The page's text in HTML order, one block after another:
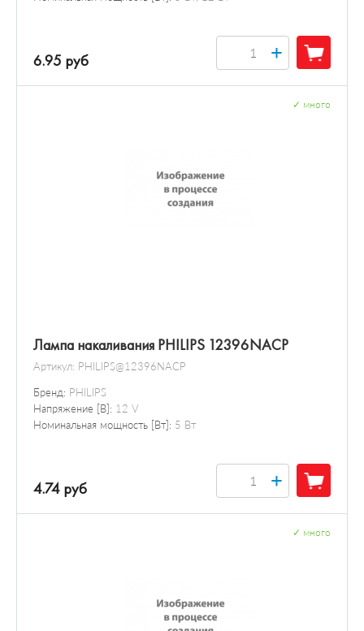
6.95 руб +
Лампа накаливания PHILIPS 12396NACP
Артикул: PHILIPS@12396NACP
Бренд: PHILIPS
Напряжение [В]: 12 V
Номинальная мощность [Вт]: 5 Вт
много
4.74 руб +
много